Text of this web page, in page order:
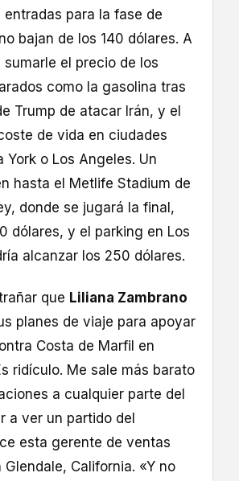
entradas para la fase de
bajan de los 140 dólares. A
sumarle el precio de los
como la gasolina tras
Trump de atacar Irán, y el
de vida en ciudades
York o Los Angeles. Un
hasta el Metlife Stadium de
donde se jugará la final,
dólares, y el parking en Los
alcanzar los 250 dólares.
que Liliana Zambrano
planes de viaje para apoyar
Costa de Marfil en
ridículo. Me sale más barato
a cualquier parte del
a ver un partido del
esta gerente de ventas
Glendale, California. «Y no